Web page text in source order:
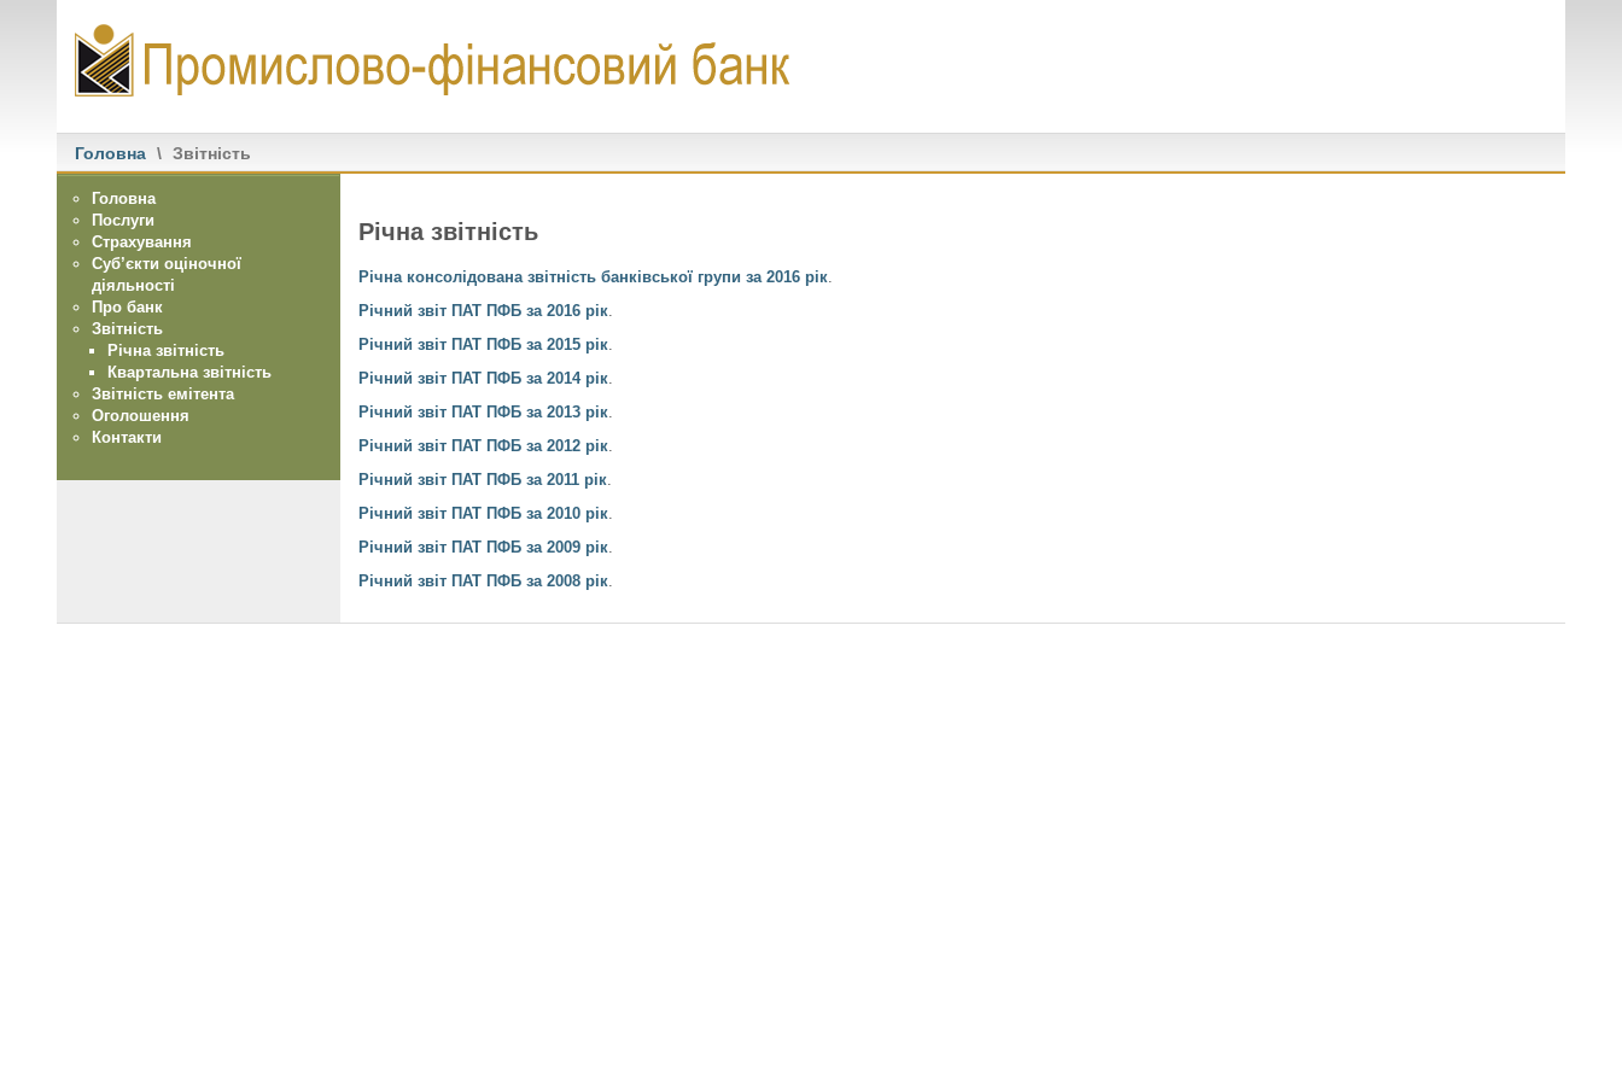
Головна \ Звітність
Річна звітність
Річна консолідована звітність банківської групи за 2016 рік
Річний звіт ПАТ ПФБ за 2016 рік
Річний звіт ПАТ ПФБ за 2015 рік
Річний звіт ПАТ ПФБ за 2014 рік
Річний звіт ПАТ ПФБ за 2013 рік
Річний звіт ПАТ ПФБ за 2012 рік
Річний звіт ПАТ ПФБ за 2011 рік
Річний звіт ПАТ ПФБ за 2010 рік
Річний звіт ПАТ ПФБ за 2009 рік
Річний звіт ПАТ ПФБ за 2008 рік
Головна
Послуги
Страхування
Суб’єкти оціночної
діяльності
Про банк
Звітність
Річна звітність
Квартальна звітність
Звітність емітента
Оголошення
Контакти